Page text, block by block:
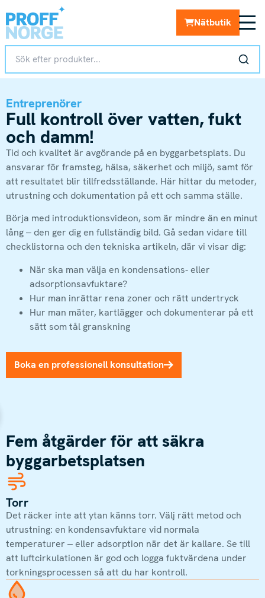
Nätbutik
Entreprenörer
Full kontroll över vatten, fukt
och damm!
Tid och kvalitet är avgörande på en byggarbetsplats. Du
ansvarar för framsteg, hälsa, säkerhet och miljö, samt för
att resultatet blir tillfredsställande. Här hittar du metoder,
utrustning och dokumentation på ett och samma ställe.
Börja med introduktionsvideon, som är mindre än en minut
lång – den ger dig en fullständig bild. Gå sedan vidare till
checklistorna och den tekniska artikeln, där vi visar dig:
När ska man välja en kondensations- eller
adsorptionsavfuktare?
Hur man inrättar rena zoner och rätt undertryck
Hur man mäter, kartlägger och dokumenterar på ett
sätt som tål granskning
Boka en professionell konsultation
Fem åtgärder för att säkra
byggarbetsplatsen
Torr
Det räcker inte att ytan känns torr. Välj rätt metod och
utrustning: en kondensavfuktare vid normala
temperaturer – eller adsorption när det är kallare. Se till
att luftcirkulationen är god och logga fuktvärdena under
torkningsprocessen så att du har kontroll.